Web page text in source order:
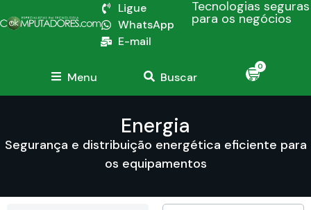
Ligue
WhatsApp
E-mail
Tecnologias seguras
para os negócios
Menu Buscar
0
Energia
Segurança e distribuição energética eficiente para
os equipamentos